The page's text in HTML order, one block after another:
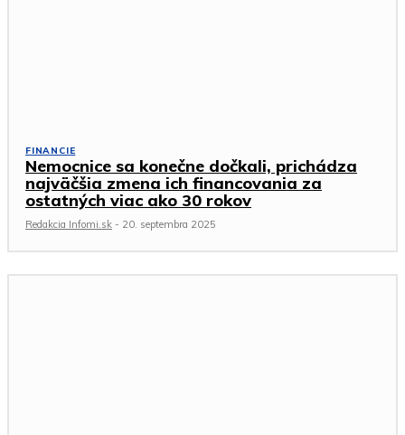
FINANCIE
Nemocnice sa konečne dočkali, prichádza
najväčšia zmena ich financovania za
ostatných viac ako 30 rokov
Redakcia Infomi.sk - 20. septembra 2025